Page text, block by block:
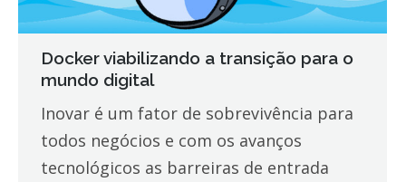
Docker viabilizando a transição para o
mundo digital
Inovar é um fator de sobrevivência para
todos negócios e com os avanços
tecnológicos as barreiras de entrada